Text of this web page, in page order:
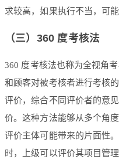
求较高，如果执行不当，可能
（三）360 度考核法
360 度考核法也称为全视角
和顾客对被考核者进行考核
评价，综合不同评价者的意
价。这种方法能够从多个角
评价主体可能带来的片面性
时，上级可以评价其项目管